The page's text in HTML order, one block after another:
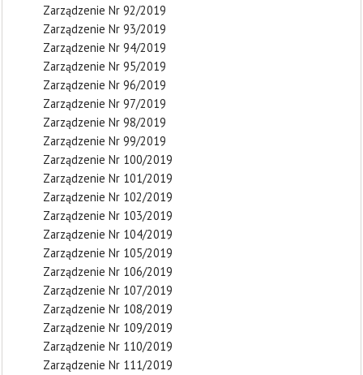
Zarządzenie Nr 92/2019
Zarządzenie Nr 93/2019
Zarządzenie Nr 94/2019
Zarządzenie Nr 95/2019
Zarządzenie Nr 96/2019
Zarządzenie Nr 97/2019
Zarządzenie Nr 98/2019
Zarządzenie Nr 99/2019
Zarządzenie Nr 100/2019
Zarządzenie Nr 101/2019
Zarządzenie Nr 102/2019
Zarządzenie Nr 103/2019
Zarządzenie Nr 104/2019
Zarządzenie Nr 105/2019
Zarządzenie Nr 106/2019
Zarządzenie Nr 107/2019
Zarządzenie Nr 108/2019
Zarządzenie Nr 109/2019
Zarządzenie Nr 110/2019
Zarządzenie Nr 111/2019